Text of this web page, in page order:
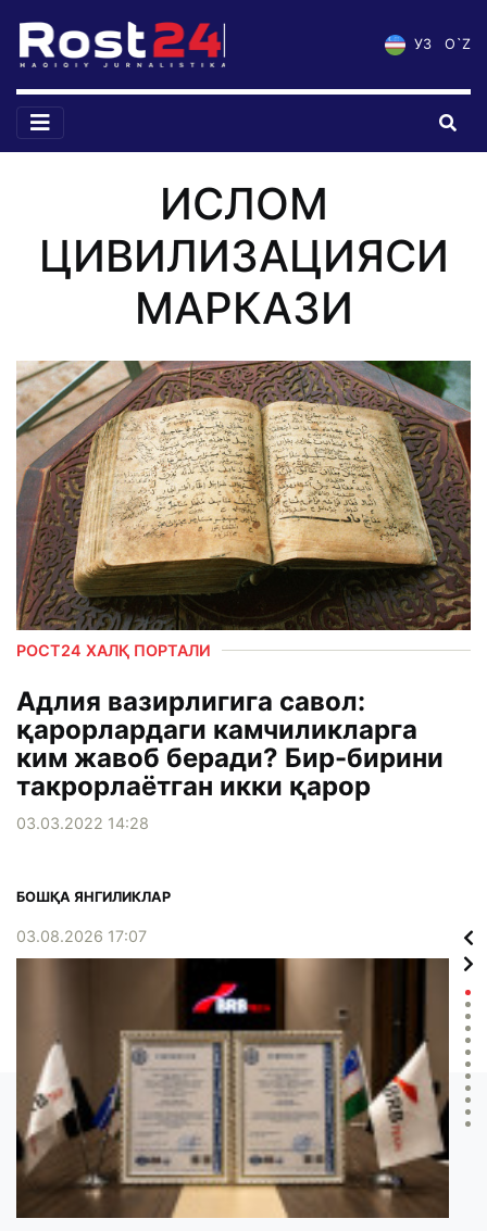
УЗ O`Z
ИСЛОМ
ЦИВИЛИЗАЦИЯСИ
МАРКАЗИ
РОСТ24 ХАЛҚ ПОРТАЛИ
Адлия вазирлигига савол:
қарорлардаги камчиликларга
ким жавоб беради? Бир-бирини
такрорлаётган икки қарор
03.03.2022 14:28
БОШҚА ЯНГИЛИКЛАР
03.08.2026 17:07